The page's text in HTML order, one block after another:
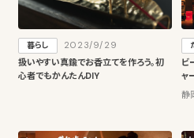
暮らし
2023/9/29
扱いやすい真鍮でお香立てを作ろう。初
心者でもかんたんDIY
ビ
ャ
静